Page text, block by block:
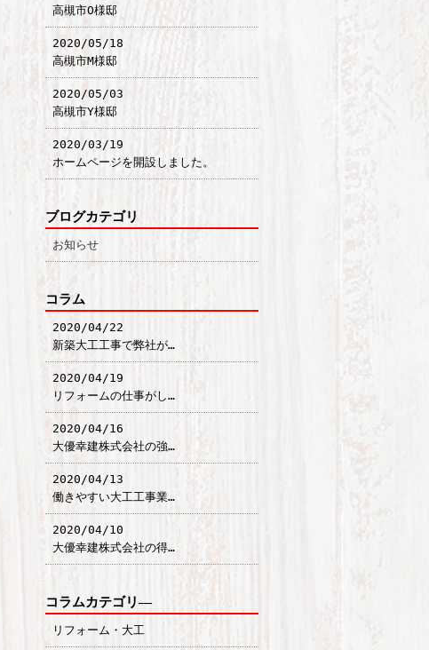
高槻市O様邸
2020/05/18
高槻市M様邸
2020/05/03
高槻市Y様邸
2020/03/19
ホームページを開設しました。
ブログカテゴリ
お知らせ
コラム
2020/04/22
新築大工工事で弊社が…
2020/04/19
リフォームの仕事がし…
2020/04/16
大優幸建株式会社の強…
2020/04/13
働きやすい大工工事業…
2020/04/10
大優幸建株式会社の得…
コラムカテゴリ―
リフォーム・大工